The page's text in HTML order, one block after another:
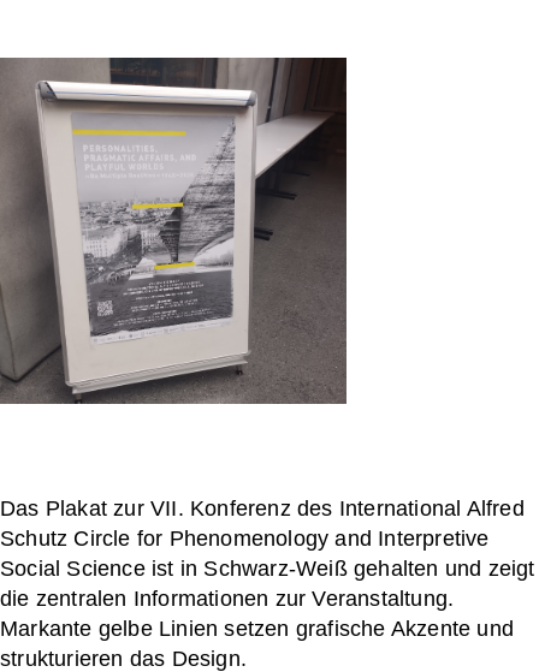
Das Plakat zur VII. Konferenz des International Alfred
Schutz Circle for Phenomenology and Interpretive
Social Science ist in Schwarz-Weiß gehalten und zeigt
die zentralen Informationen zur Veranstaltung.
Markante gelbe Linien setzen grafische Akzente und
strukturieren das Design.